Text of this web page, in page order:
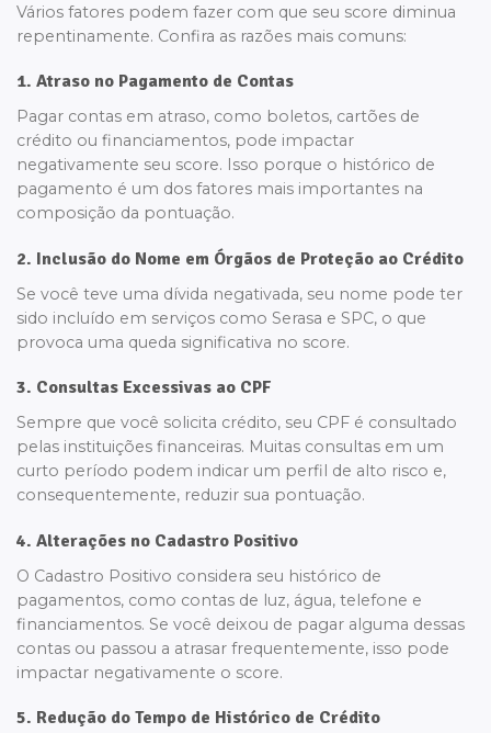
Vários fatores podem fazer com que seu score diminua
repentinamente. Confira as razões mais comuns:
1. Atraso no Pagamento de Contas
Pagar contas em atraso, como boletos, cartões de
crédito ou financiamentos, pode impactar
negativamente seu score. Isso porque o histórico de
pagamento é um dos fatores mais importantes na
composição da pontuação.
2. Inclusão do Nome em Órgãos de Proteção ao Crédito
Se você teve uma dívida negativada, seu nome pode ter
sido incluído em serviços como Serasa e SPC, o que
provoca uma queda significativa no score.
3. Consultas Excessivas ao CPF
Sempre que você solicita crédito, seu CPF é consultado
pelas instituições financeiras. Muitas consultas em um
curto período podem indicar um perfil de alto risco e,
consequentemente, reduzir sua pontuação.
4. Alterações no Cadastro Positivo
O Cadastro Positivo considera seu histórico de
pagamentos, como contas de luz, água, telefone e
financiamentos. Se você deixou de pagar alguma dessas
contas ou passou a atrasar frequentemente, isso pode
impactar negativamente o score.
5. Redução do Tempo de Histórico de Crédito